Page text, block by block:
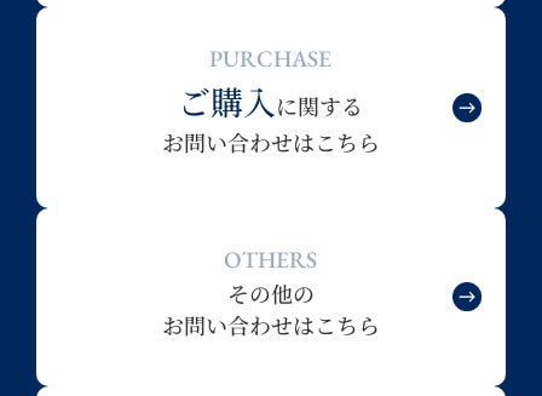
PURCHASE
ご購入に関する
お問い合わせはこちら
OTHERS
その他の
お問い合わせはこちら